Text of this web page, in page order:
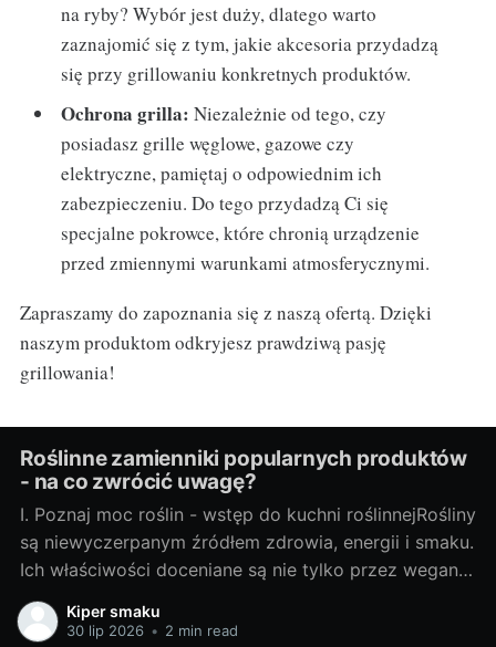
na ryby? Wybór jest duży, dlatego warto
zaznajomić się z tym, jakie akcesoria przydadzą
się przy grillowaniu konkretnych produktów.
Ochrona grilla: Niezależnie od tego, czy
posiadasz grille węglowe, gazowe czy
elektryczne, pamiętaj o odpowiednim ich
zabezpieczeniu. Do tego przydadzą Ci się
specjalne pokrowce, które chronią urządzenie
przed zmiennymi warunkami atmosferycznymi.
Zapraszamy do zapoznania się z naszą ofertą. Dzięki
naszym produktom odkryjesz prawdziwą pasję
grillowania!
Roślinne zamienniki popularnych produktów
- na co zwrócić uwagę?
I. Poznaj moc roślin - wstęp do kuchni roślinnejRośliny
są niewyczerpanym źródłem zdrowia, energii i smaku.
Ich właściwości doceniane są nie tylko przez wegan i
wegetarian, ale także przez osoby szukające
zdrowych alternatyw dla typowych produktów
Kiper smaku
30 lip 2026 • 2 min read